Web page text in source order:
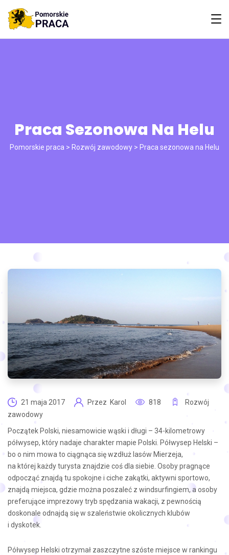
Praca Sezonowa Na Helu
Pomorskie praca > Rozwój zawodowy > Praca sezonowa na Helu
21 maja 2017 Przez Karol 818
Rozwój
zawodowy
Początek Polski, niesamowicie wąski i długi – 34-kilometrowy
półwysep, który nadaje charakter mapie Polski. Półwysep Helski –
bo o nim mowa to ciągnąca się wzdłuż lasów Mierzeja,
na której każdy turysta znajdzie coś dla siebie. Osoby pragnące
odpocząć znajdą tu spokojne i ciche zakątki, aktywni sportowo,
znajdą miejsca, gdzie można poszaleć z windsurfingiem, a osoby
preferujące imprezowy tryb spędzania wakacji, z pewnością
doskonale odnajdą się w szaleństwie okolicznych klubów
i dyskotek.
Półwysep Helski otrzymał zaszczytne szóste miejsce w rankingu